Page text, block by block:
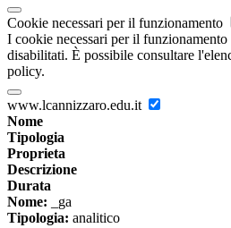
Cookie necessari per il funzionamento
I cookie necessari per il funzionamento
disabilitati. È possibile consultare
policy.
www.lcannizzaro.edu.it
Nome
Tipologia
Proprieta
Descrizione
Durata
Nome: _ga
Tipologia: analitico